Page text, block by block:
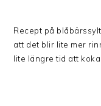
Recept på
att det blir lite mer
lite längre tid att koka